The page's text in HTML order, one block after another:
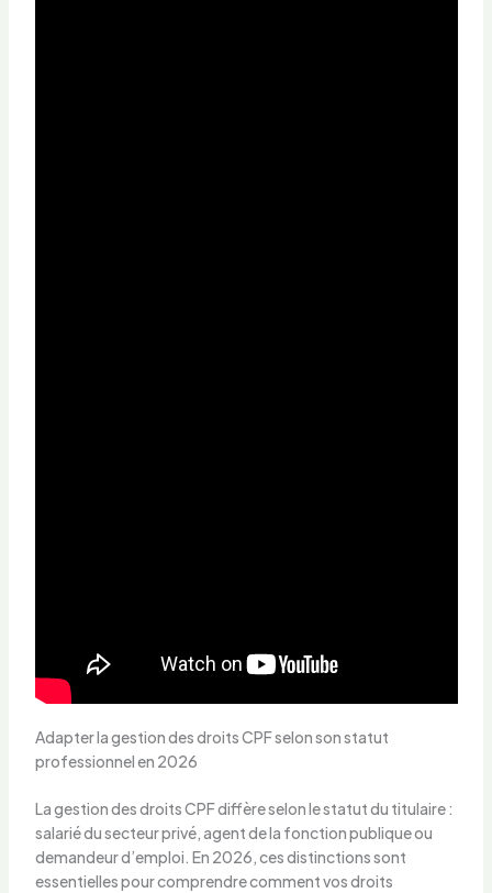
Adapter la gestion des droits CPF selon son statut
professionnel en 2026
La gestion des droits CPF diffère selon le statut du titulaire :
salarié du secteur privé, agent de la fonction publique ou
demandeur d’emploi. En 2026, ces distinctions sont
essentielles pour comprendre comment vos droits